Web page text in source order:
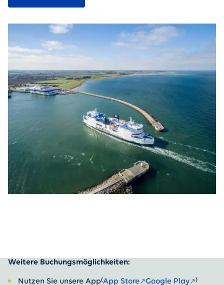
Weitere Buchungsmöglichkeiten:
Nutzen Sie unsere App(App Store Google Play )